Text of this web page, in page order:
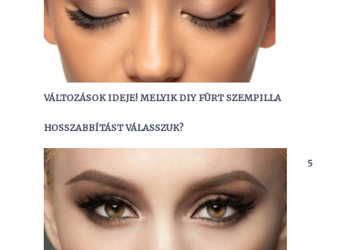
VÁLTOZÁSOK IDEJE! MELYIK DIY FÜRT SZEMPILLA
HOSSZABBÍTÁST VÁLASSZUK?
5